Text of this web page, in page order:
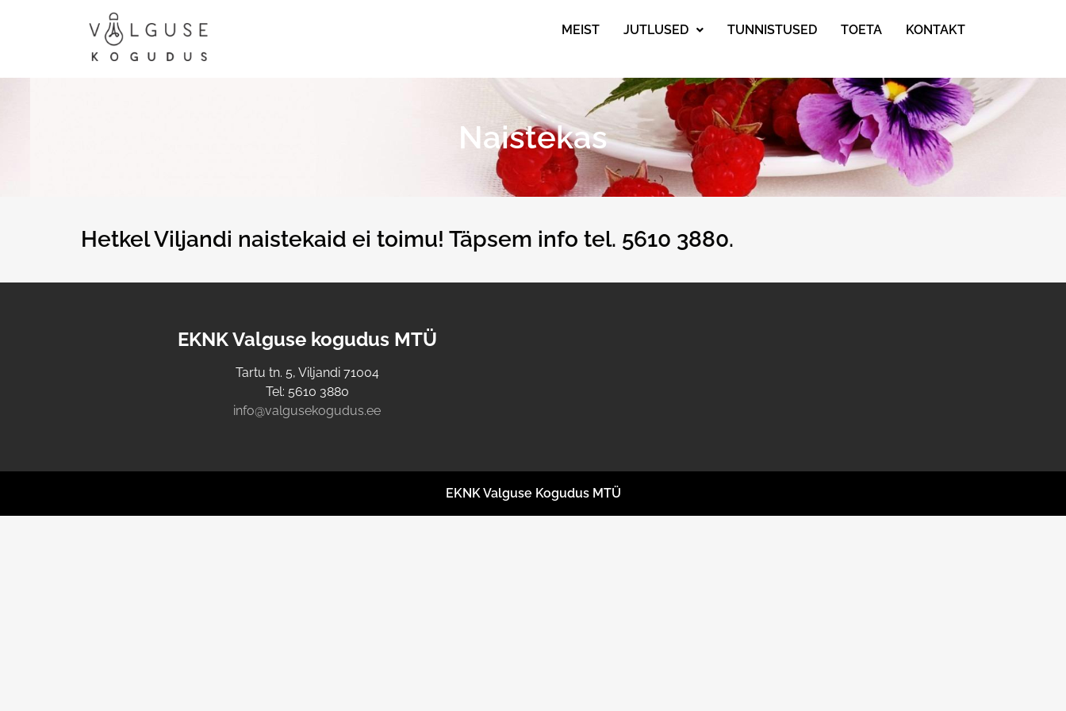
MEIST JUTLUSED TUNNISTUSED TOETA KONTAKT
Naistekas
Hetkel Viljandi naistekaid ei toimu! Täpsem info tel. 5610 3880.
EKNK Valguse kogudus MTÜ
Tartu tn. 5, Viljandi 71004
Tel: 5610 3880
info@valgusekogudus.ee
EKNK Valguse Kogudus MTÜ